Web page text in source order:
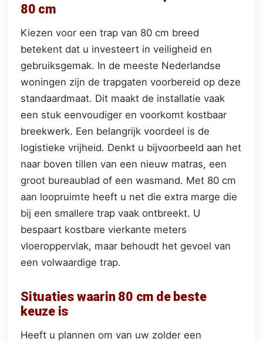
80 cm
Kiezen voor een trap van 80 cm breed
betekent dat u investeert in veiligheid en
gebruiksgemak. In de meeste Nederlandse
woningen zijn de trapgaten voorbereid op deze
standaardmaat. Dit maakt de installatie vaak
een stuk eenvoudiger en voorkomt kostbaar
breekwerk. Een belangrijk voordeel is de
logistieke vrijheid. Denkt u bijvoorbeeld aan het
naar boven tillen van een nieuw matras, een
groot bureaublad of een wasmand. Met 80 cm
aan loopruimte heeft u net die extra marge die
bij een smallere trap vaak ontbreekt. U
bespaart kostbare vierkante meters
vloeroppervlak, maar behoudt het gevoel van
een volwaardige trap.
Situaties waarin 80 cm de beste
keuze is
Heeft u plannen om van uw zolder een